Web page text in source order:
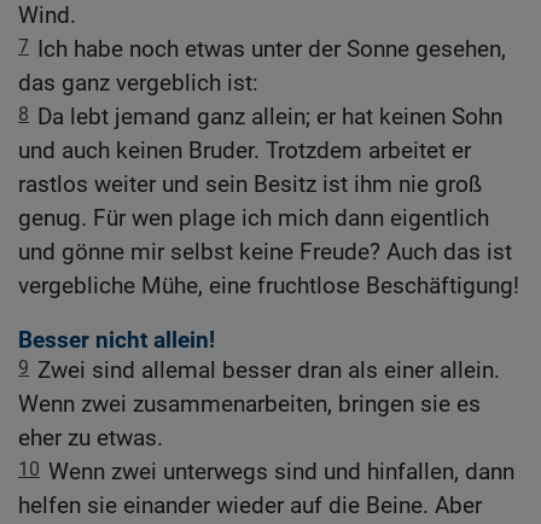
Wind.
7 Ich habe noch etwas unter der Sonne gesehen,
das ganz vergeblich ist:
8 Da lebt jemand ganz allein; er hat keinen Sohn
und auch keinen Bruder. Trotzdem arbeitet er
rastlos weiter und sein Besitz ist ihm nie groß
genug. Für wen plage ich mich dann eigentlich
und gönne mir selbst keine Freude? Auch das ist
vergebliche Mühe, eine fruchtlose Beschäftigung!
Besser nicht allein!
9 Zwei sind allemal besser dran als einer allein.
Wenn zwei zusammenarbeiten, bringen sie es
eher zu etwas.
10 Wenn zwei unterwegs sind und hinfallen, dann
helfen sie einander wieder auf die Beine. Aber